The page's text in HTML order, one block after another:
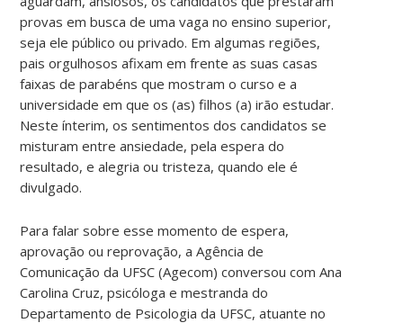
provas em busca de uma vaga no ensino superior,
seja ele público ou privado. Em algumas regiões,
pais orgulhosos afixam em frente as suas casas
faixas de parabéns que mostram o curso e a
universidade em que os (as) filhos (a) irão estudar.
Neste ínterim, os sentimentos dos candidatos se
misturam entre ansiedade, pela espera do
resultado, e alegria ou tristeza, quando ele é
divulgado.
Para falar sobre esse momento de espera,
aprovação ou reprovação, a Agência de
Comunicação da UFSC (Agecom) conversou com Ana
Carolina Cruz, psicóloga e mestranda do
Departamento de Psicologia da UFSC, atuante no